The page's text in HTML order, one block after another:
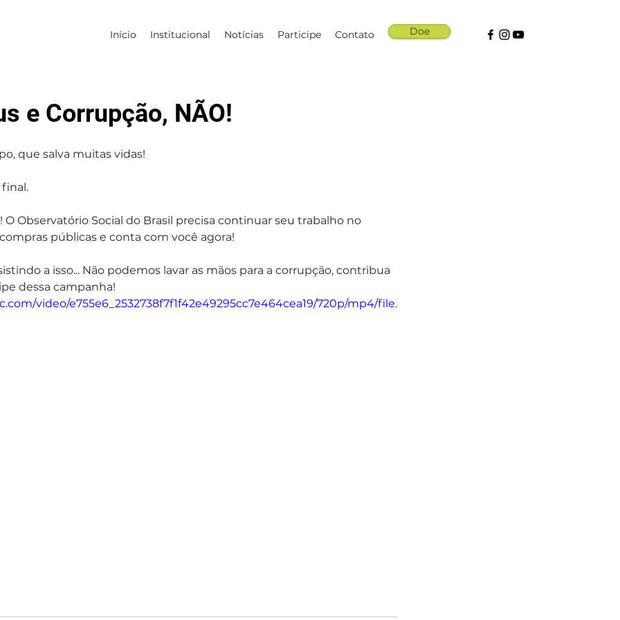
Início Institucional Notícias Participe Contato Doe
e Corrupção, NÃO!
que salva muitas vidas!
final.
O Observatório Social do Brasil precisa continuar seu trabalho no
públicas e conta com você agora!
a isso... Não podemos lavar as mãos para a corrupção, contribua
dessa campanha!
video/e755e6_2532738f7f1f42e49295cc7e464cea19/720p/mp4/file.